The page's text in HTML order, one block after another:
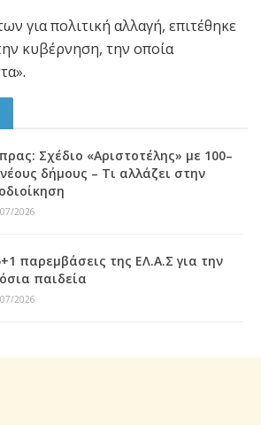
για πολιτική αλλαγή, επιτέθηκε
κυβέρνηση, την οποία
Σχέδιο «Αριστοτέλης» με 100–
δήμους – Τι αλλάζει στην
2026
παρεμβάσεις της ΕΛ.Α.Σ για την
παιδεία
2026